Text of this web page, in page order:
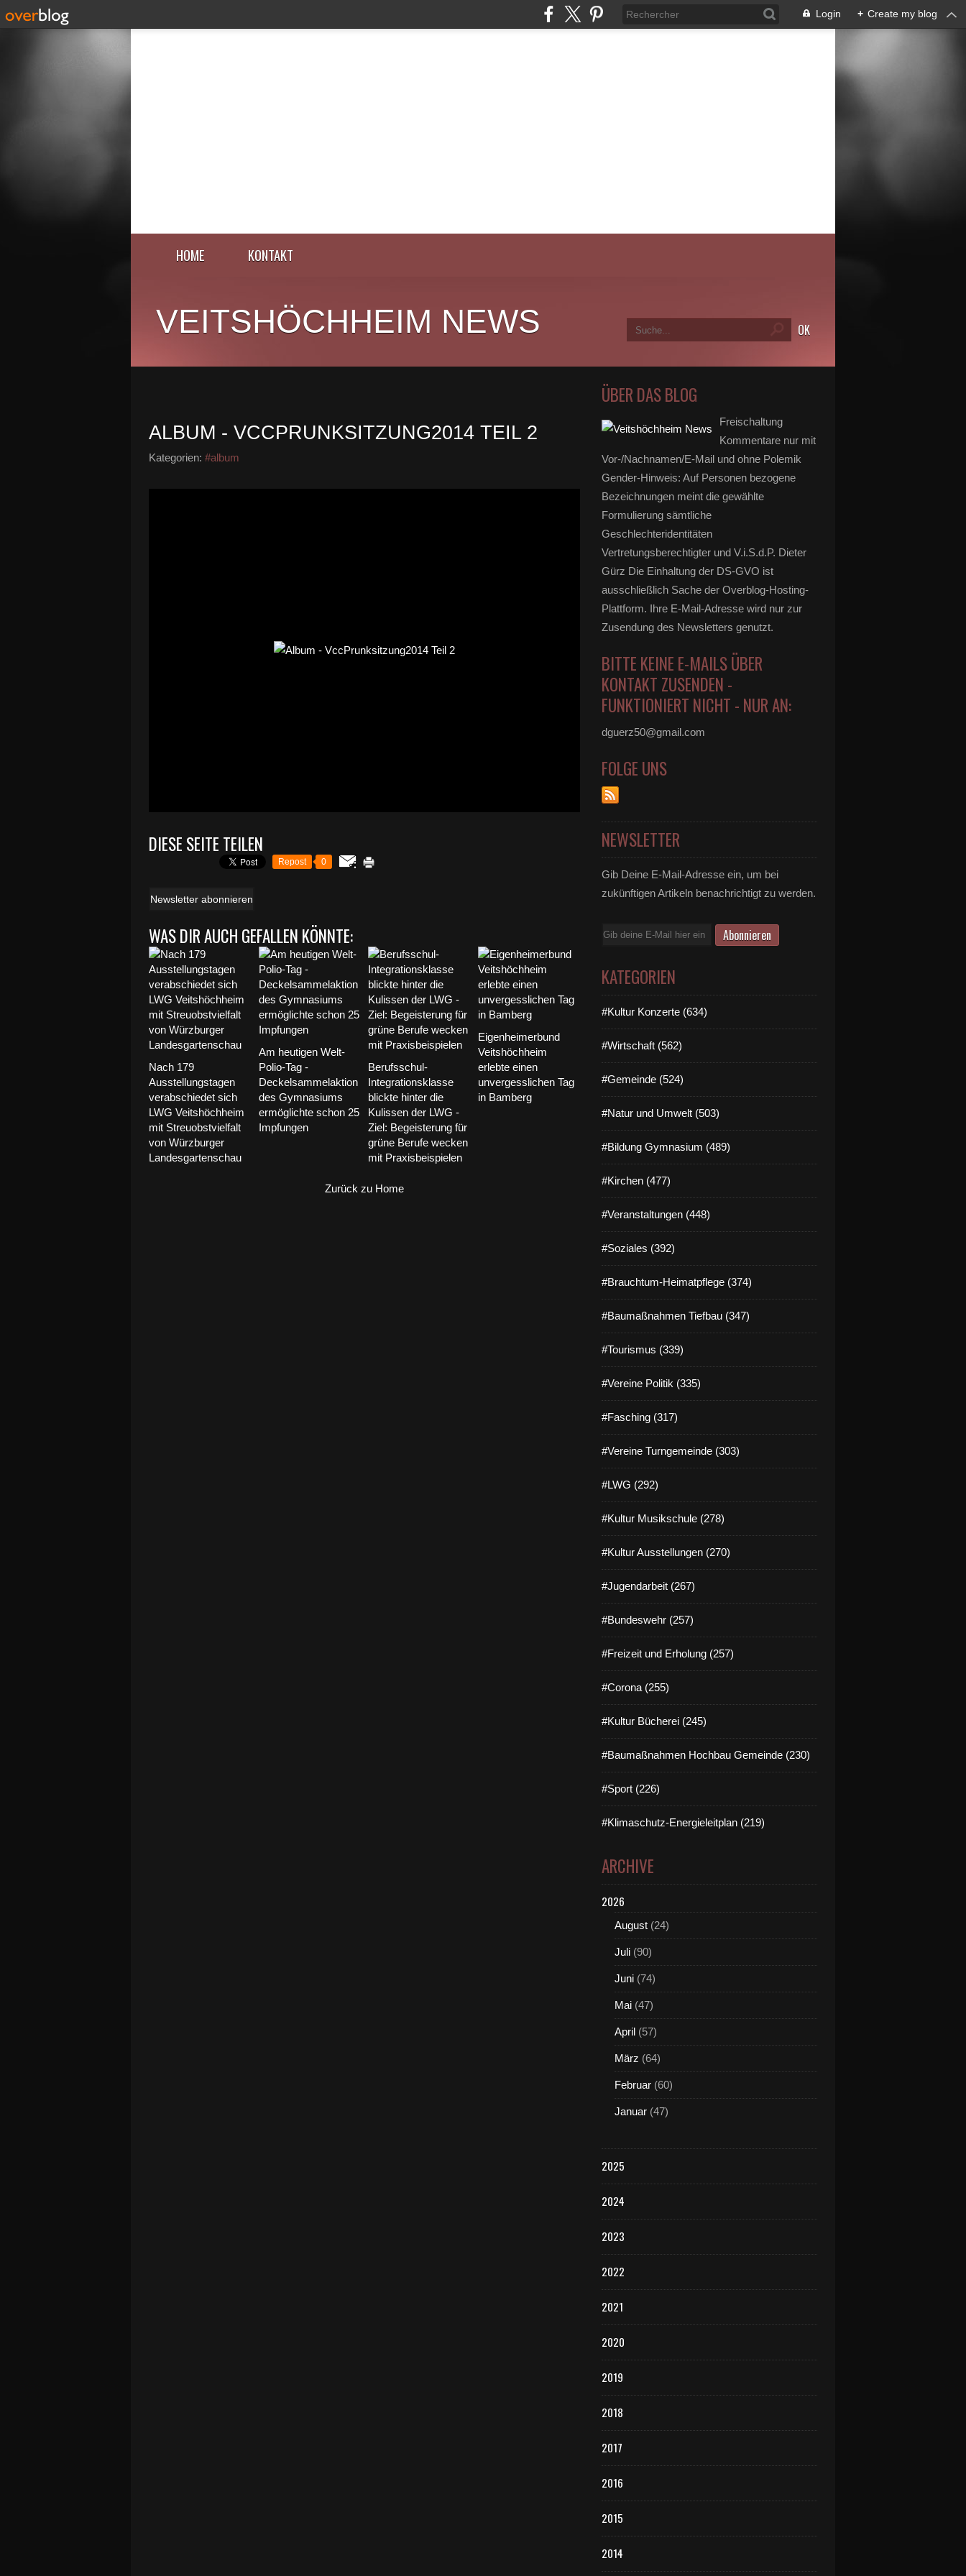
Login + Create my blog
HOME KONTAKT
VEITSHÖCHHEIM NEWS
ALBUM - VCCPRUNKSITZUNG2014 TEIL 2
Kategorien: #album
DIESE SEITE TEILEN
Repost 0
Newsletter abonnieren
WAS DIR AUCH GEFALLEN KÖNNTE:
Nach 179
Ausstellungstagen
verabschiedet sich
LWG Veitshöchheim
mit Streuobstvielfalt
von Würzburger
Landesgartenschau
Am heutigen Welt-
Polio-Tag -
Deckelsammelaktion
des Gymnasiums
ermöglichte schon 25
Impfungen
Berufsschul-
Integrationsklasse
blickte hinter die
Kulissen der LWG -
Ziel: Begeisterung für
grüne Berufe wecken
mit Praxisbeispielen
Eigenheimerbund
Veitshöchheim
erlebte einen
unvergesslichen Tag
in Bamberg
Zurück zu Home
ÜBER DAS BLOG
Freischaltung
Kommentare nur mit
Vor-/Nachnamen/E-Mail und ohne Polemik
Gender-Hinweis: Auf Personen bezogene
Bezeichnungen meint die gewählte
Formulierung sämtliche
Geschlechteridentitäten
Vertretungsberechtigter und V.i.S.d.P. Dieter
Gürz Die Einhaltung der DS-GVO ist
ausschließlich Sache der Overblog-Hosting-
Plattform. Ihre E-Mail-Adresse wird nur zur
Zusendung des Newsletters genutzt.
BITTE KEINE E-MAILS ÜBER
KONTAKT ZUSENDEN -
FUNKTIONIERT NICHT - NUR AN:
dguerz50@gmail.com
FOLGE UNS
NEWSLETTER
Gib Deine E-Mail-Adresse ein, um bei
zukünftigen Artikeln benachrichtigt zu werden.
E-
KATEGORIEN
#Kultur Konzerte (634)
#Wirtschaft (562)
#Gemeinde (524)
#Natur und Umwelt (503)
#Bildung Gymnasium (489)
#Kirchen (477)
#Veranstaltungen (448)
#Soziales (392)
#Brauchtum-Heimatpflege (374)
#Baumaßnahmen Tiefbau (347)
#Tourismus (339)
#Vereine Politik (335)
#Fasching (317)
#Vereine Turngemeinde (303)
#LWG (292)
#Kultur Musikschule (278)
#Kultur Ausstellungen (270)
#Jugendarbeit (267)
#Bundeswehr (257)
#Freizeit und Erholung (257)
#Corona (255)
#Kultur Bücherei (245)
#Baumaßnahmen Hochbau Gemeinde (230)
#Sport (226)
#Klimaschutz-Energieleitplan (219)
ARCHIVE
2026
August (24)
Juli (90)
Juni (74)
Mai (47)
April (57)
März (64)
Februar (60)
Januar (47)
2025
2024
2023
2022
2021
2020
2019
2018
2017
2016
2015
2014